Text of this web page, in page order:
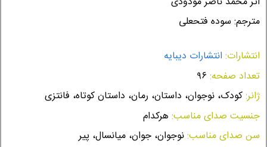
مترجم: سوده فتحعلی
انتشارات: انتشارات دیبایه
تعداد صفحه:
ژانر:کودک، نوجوان، داستان، رمان، داستان کوتاه، فانتزی
جنسیت صدای مناسب: هرکدام
سن صدای مناسب:نوجوان، جوان، میانسال، پیر